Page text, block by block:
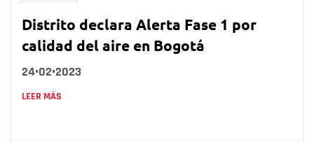
Distrito declara Alerta Fase 1 por
calidad del aire en Bogotá
24•02•2023
LEER MÁS